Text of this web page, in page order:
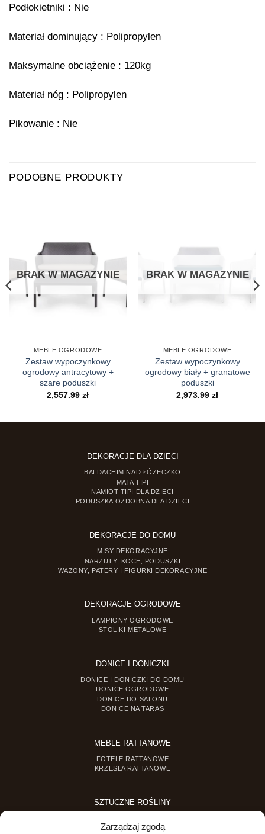
Zarządzaj zgodą
Podłokietniki : Nie
Materiał dominujący : Polipropylen
Maksymalne obciążenie : 120kg
Materiał nóg : Polipropylen
Pikowanie : Nie
PODOBNE PRODUKTY
BRAK W MAGAZYNIE
MEBLE OGRODOWE
Zestaw wypoczynkowy
ogrodowy antracytowy +
szare poduszki
2,557.99 zł
BRAK W MAGAZYNIE
MEBLE OGRODOWE
Zestaw wypoczynkowy
ogrodowy biały + granatowe
poduszki
2,973.99 zł
DEKORACJE DLA DZIECI
BALDACHIM NAD ŁÓŻECZKO
MATA TIPI
NAMIOT TIPI DLA DZIECI
PODUSZKA OZDOBNA DLA DZIECI
DEKORACJE DO DOMU
MISY DEKORACYJNE
NARZUTY, KOCE, PODUSZKI
WAZONY, PATERY I FIGURKI DEKORACYJNE
DEKORACJE OGRODOWE
LAMPIONY OGRODOWE
STOLIKI METALOWE
DONICE I DONICZKI
DONICE I DONICZKI DO DOMU
DONICE OGRODOWE
DONICE DO SALONU
DONICE NA TARAS
MEBLE RATTANOWE
FOTELE RATTANOWE
KRZESŁA RATTANOWE
SZTUCZNE ROŚLINY
SZTUCZNE ROŚLINY DONICZKOWE